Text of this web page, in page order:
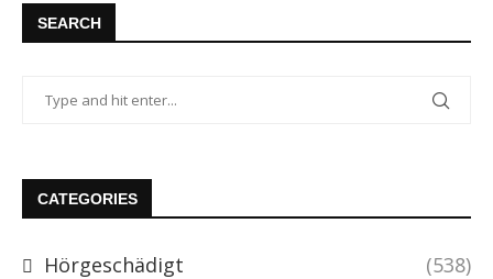
SEARCH
CATEGORIES
Hörgeschädigt (538)